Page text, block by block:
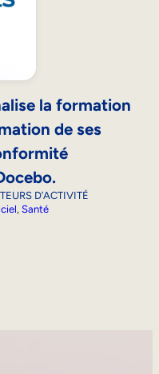
la formation
de ses
D’ACTIVITÉ
, Santé